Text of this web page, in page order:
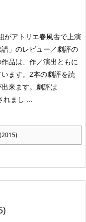
アトリエ春風舎で上演
」のレビュー／劇評の
品は、作／演出ともに
ます。2本の劇評を読
来ます。劇評は
れまし ...